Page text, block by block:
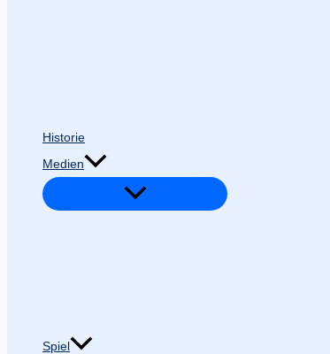
Historie
Medien
Spiel